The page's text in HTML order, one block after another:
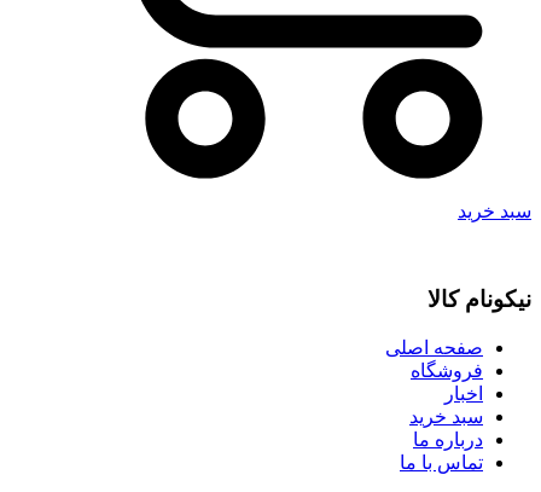
سبد خرید
نیکونام کالا
صفحه اصلی
فروشگاه
اخبار
سبد خرید
درباره ما
تماس با ما